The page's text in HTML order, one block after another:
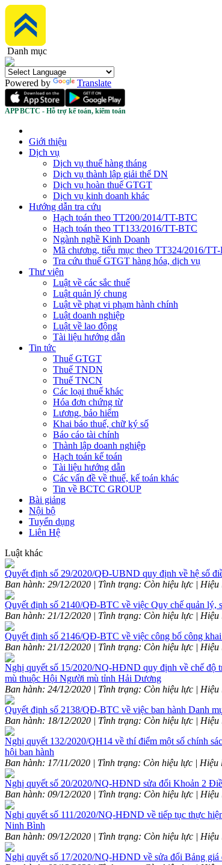
Danh mục
Powered by Translate
APP BCTC - Hỗ trợ kế toán, kiểm toán
Giới thiệu
Dịch vụ
Dịch vụ thuế hàng tháng
Dịch vụ thành lập giải thể DN
Dịch vụ hoàn thuế GTGT
Dịch vụ kinh doanh khác
Hướng dẫn tra cứu
Hạch toán theo TT200/2014/TT-BTC
Hạch toán theo TT133/2016/TT-BTC
Ngành nghề Kinh Doanh
Mã chương, tiểu mục theo TT324/2016/
Tra cứu thuế GTGT hàng hóa, dịch vụ
Thư viện
Luật về các sắc thuế
Luật quản lý chung
Luật về phạt vi phạm hành chính
Luật doanh nghiệp
Luật về lao động
Tài liệu hướng dẫn
Tin tức
Thuế GTGT
Thuế TNDN
Thuế TNCN
Các loại thuế khác
Hóa đơn chứng từ
Lương, bảo hiểm
Khai báo thuế, chữ ký số
Báo cáo tài chính
Thành lập doanh nghiệp
Hạch toán kế toán
Tài liệu hướng dẫn
Các vấn đề về thuế, kế toán khác
Tin về BCTC GROUP
Bài giảng
Nội bộ
Tuyển dụng
Liên Hệ
Luật khác
Quyết định số 29/2020/QĐ-UBND quy định về hệ số
Ban hành: 29/12/2020 | Tình trạng: Còn hiệu lực |
Quyết định số 2140/QĐ-BTC về việc Quy chế quản lý,
Ban hành: 21/12/2020 | Tình trạng: Còn hiệu lực |
Quyết định số 2146/QĐ-BTC về việc công bố công
Ban hành: 21/12/2020 | Tình trạng: Còn hiệu lực |
Nghị quyết số 15/2020/NQ-HĐND quy định về chế độ
mù thuộc Hội Người mù tỉnh Hải Dương
Ban hành: 24/12/2020 | Tình trạng: Còn hiệu lực |
Quyết định số 2138/QĐ-BTC về việc ban hành Danh
Ban hành: 18/12/2020 | Tình trạng: Còn hiệu lực |
Nghị quyết 132/2020/QH14 về thí điểm một số chính
hội ban hành
Ban hành: 17/11/2020 | Tình trạng: Còn hiệu lực |
Nghị quyết số 20/2020/NQ-HĐND sửa đổi Khoản 2
Ban hành: 09/12/2020 | Tình trạng: Còn hiệu lực |
Nghị quyết số 111/2020/NQ-HĐND về tiếp tục thực
Ninh Bình
Ban hành: 09/12/2020 | Tình trạng: Còn hiệu lực |
Nghị quyết số 17/2020/NQ-HĐND về sửa đổi Bảng